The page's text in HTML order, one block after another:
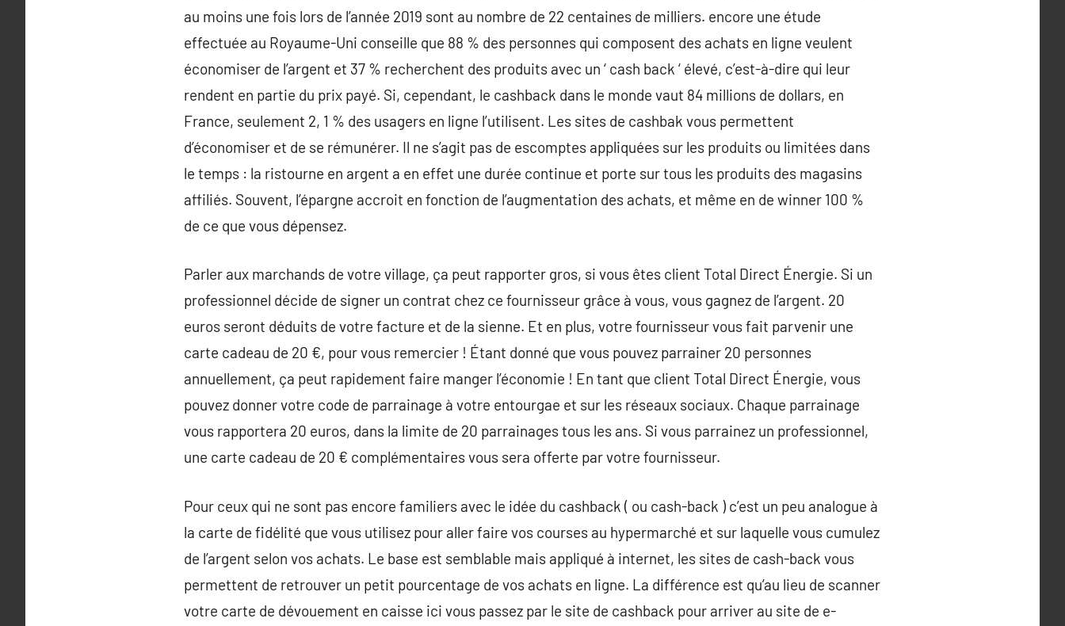
au moins une fois lors de l’année 2019 sont au nombre de 22 centaines de milliers. encore une étude
effectuée au Royaume-Uni conseille que 88 % des personnes qui composent des achats en ligne veulent
économiser de l’argent et 37 % recherchent des produits avec un ‘ cash back ‘ élevé, c’est-à-dire qui leur
rendent en partie du prix payé. Si, cependant, le cashback dans le monde vaut 84 millions de dollars, en
France, seulement 2, 1 % des usagers en ligne l’utilisent. Les sites de cashbak vous permettent
d’économiser et de se rémunérer. Il ne s’agit pas de escomptes appliquées sur les produits ou limitées dans
le temps : la ristourne en argent a en effet une durée continue et porte sur tous les produits des magasins
affiliés. Souvent, l’épargne accroit en fonction de l’augmentation des achats, et même en de winner 100 %
de ce que vous dépensez.
Parler aux marchands de votre village, ça peut rapporter gros, si vous êtes client Total Direct Énergie. Si un
professionnel décide de signer un contrat chez ce fournisseur grâce à vous, vous gagnez de l’argent. 20
euros seront déduits de votre facture et de la sienne. Et en plus, votre fournisseur vous fait parvenir une
carte cadeau de 20 €, pour vous remercier ! Étant donné que vous pouvez parrainer 20 personnes
annuellement, ça peut rapidement faire manger l’économie ! En tant que client Total Direct Énergie, vous
pouvez donner votre code de parrainage à votre entourgae et sur les réseaux sociaux. Chaque parrainage
vous rapportera 20 euros, dans la limite de 20 parrainages tous les ans. Si vous parrainez un professionnel,
une carte cadeau de 20 € complémentaires vous sera offerte par votre fournisseur.
Pour ceux qui ne sont pas encore familiers avec le idée du cashback ( ou cash-back ) c’est un peu analogue à
la carte de fidélité que vous utilisez pour aller faire vos courses au hypermarché et sur laquelle vous cumulez
de l’argent selon vos achats. Le base est semblable mais appliqué à internet, les sites de cash-back vous
permettent de retrouver un petit pourcentage de vos achats en ligne. La différence est qu’au lieu de scanner
votre carte de dévouement en caisse ici vous passez par le site de cashback pour arriver au site de e-